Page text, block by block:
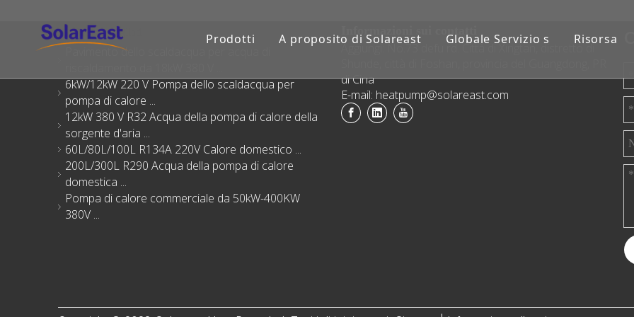
Prodotti A proposito di Solareast Globale Servizio s Risorsa
Prodotti consigliati
Pavimento dello scaldacqua per acqua di
6kW/12kW 220 V Pompa dello scaldacqua per
pompa di calore ...
12kW 380 V R32 Acqua della pompa di calore della
sorgente d'aria ...
60L/80L/100L R134A 220V Calore domestico ...
200L/300L R290 Acqua della pompa di calore
domestica ...
Pompa di calore commerciale da 50kW-400KW
380V ...
Aggiungi: No.73 defu rd. Città di Xingtan, distretto di
di Cina
E-mail: heatpump@solareast.com